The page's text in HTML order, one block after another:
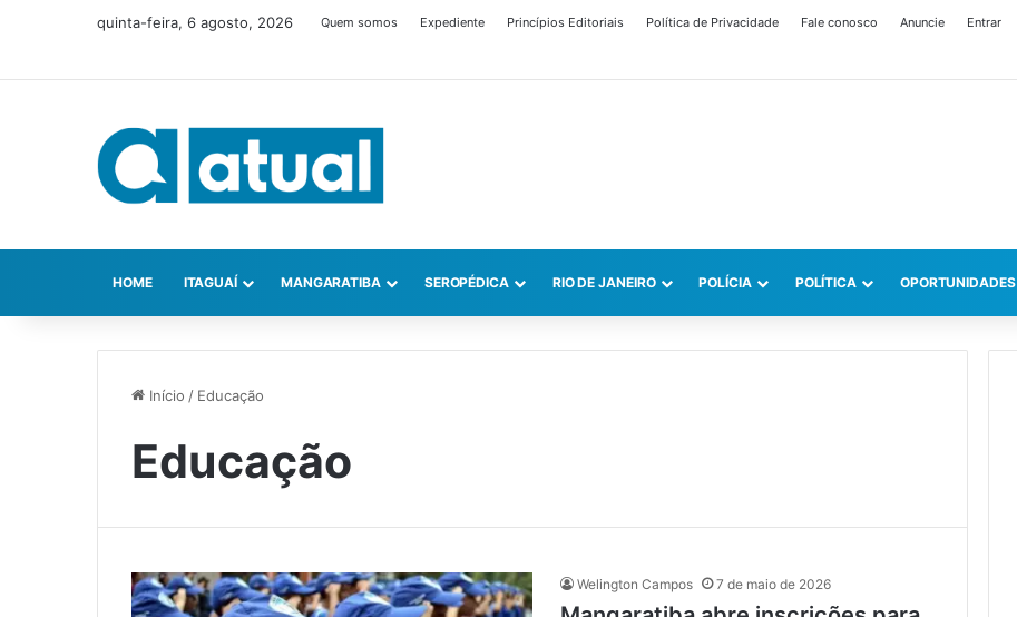
quinta-feira, 6 agosto, 2026 Quem somos Expediente Princípios Editoriais Política de Privacidade Fale conosco Anuncie Entrar
HOME ITAGUAÍ MANGARATIBA SEROPÉDICA RIO DE JANEIRO POLÍCIA POLÍTICA OPORTUNIDADES
Início / Educação
Educação
Welington Campos 7 de maio de 2026